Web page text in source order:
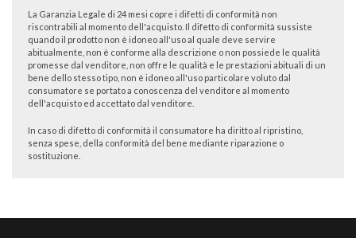
La Garanzia Legale di 24 mesi copre i difetti di conformità non
riscontrabili al momento dell'acquisto. Il difetto di conformità sussiste
quando il prodotto non è idoneo all'uso al quale deve servire
abitualmente, non è conforme alla descrizione o non possiede le qualità
promesse dal venditore, non offre le qualità e le prestazioni abituali di un
bene dello stesso tipo, non è idoneo all'uso particolare voluto dal
consumatore se portato a conoscenza del venditore al momento
dell'acquisto ed accettato dal venditore.
In caso di difetto di conformità il consumatore ha diritto al ripristino,
senza spese, della conformità del bene mediante riparazione o
sostituzione.